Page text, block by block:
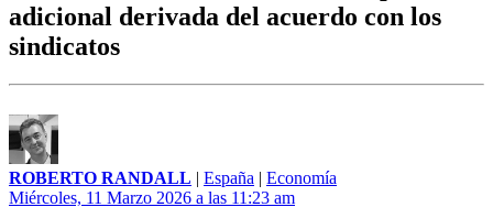
adicional derivada del acuerdo con los
sindicatos
ROBERTO RANDALL | España | Economía
Miércoles, 11 Marzo 2026 a las 11:23 am